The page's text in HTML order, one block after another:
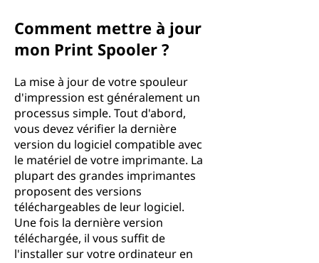
Comment mettre à jour
mon Print Spooler ?
La mise à jour de votre spouleur
d'impression est généralement un
processus simple. Tout d'abord,
vous devez vérifier la dernière
version du logiciel compatible avec
le matériel de votre imprimante. La
plupart des grandes imprimantes
proposent des versions
téléchargeables de leur logiciel.
Une fois la dernière version
téléchargée, il vous suffit de
l'installer sur votre ordinateur en